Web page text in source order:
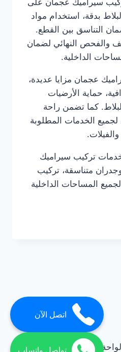
سيراميك عجمان على
بدقة، استخدام مواد
التناسق بين القطع.
والفحص النهائي لضمان
الداخلية.
عجمان مزايا عديدة،
حماية الأرضيات
كما تضمن راحة
لجميع الخدمات المطلوبة
خدمات تركيب سيراميك
متناسقة، تركيب
المساحات الداخلية
اتصل الآن
تواصل واتساب